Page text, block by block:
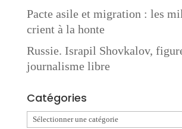
Pacte asile et migration : les
crient à la honte
Russie. Israpil Shovkalov,
journalisme libre
Catégories
Catégories